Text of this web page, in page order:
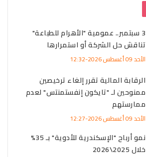
3 سبتمبر.. عمومية "الأهرام للطباعة"
تناقش حل الشركة أو استمرارها
الأحد 09 أغسطس 2026-12:32
الرقابة المالية تقرر إلغاء ترخيصين
ممنوحين لـ "تايكون إنفستمنتس" لعدم
ممارستهم
الأحد 09 أغسطس 2026-12:27
نمو أرباح "الإسكندرية للأدوية" بـ 35%
خلال 2025\2026